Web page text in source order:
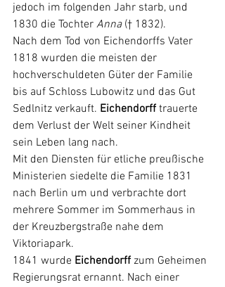
jedoch im folgenden Jahr starb, und
1830 die Tochter Anna († 1832).
Nach dem Tod von Eichendorffs Vater
1818 wurden die meisten der
hochverschuldeten Güter der Familie
bis auf Schloss Lubowitz und das Gut
Sedlnitz verkauft. Eichendorff trauerte
dem Verlust der Welt seiner Kindheit
sein Leben lang nach.
Mit den Diensten für etliche preußische
Ministerien siedelte die Familie 1831
nach Berlin um und verbrachte dort
mehrere Sommer im Sommerhaus in
der Kreuzbergstraße nahe dem
Viktoriapark.
1841 wurde Eichendorff zum Geheimen
Regierungsrat ernannt. Nach einer